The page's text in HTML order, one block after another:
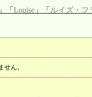
」「 Louise 」「 ルイズ・
ん。